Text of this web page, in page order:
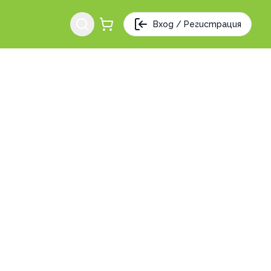
Вход / Регистрация